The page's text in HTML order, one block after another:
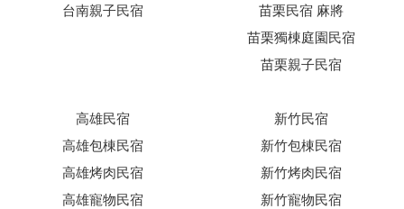
台南親子民宿
苗栗民宿 麻將
苗栗獨棟庭園民宿
苗栗親子民宿
高雄民宿
高雄包棟民宿
高雄烤肉民宿
高雄寵物民宿
新竹民宿
新竹包棟民宿
新竹烤肉民宿
新竹寵物民宿